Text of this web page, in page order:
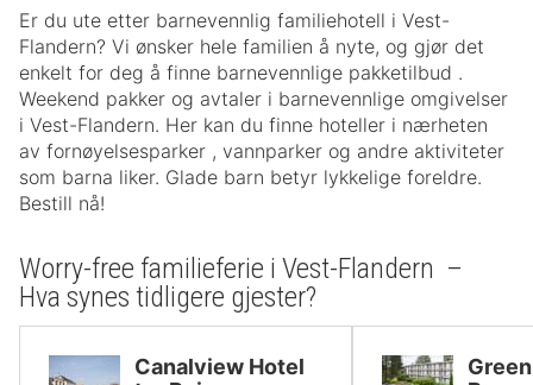
Er du ute etter barnevennlig familiehotell i Vest-
Flandern? Vi ønsker hele familien å nyte, og gjør det
enkelt for deg å finne barnevennlige pakketilbud .
Weekend pakker og avtaler i barnevennlige omgivelser
i Vest-Flandern. Her kan du finne hoteller i nærheten
av fornøyelsesparker , vannparker og andre aktiviteter
som barna liker. Glade barn betyr lykkelige foreldre.
Bestill nå!
Worry-free familieferie i Vest-Flandern –
Hva synes tidligere gjester?
Canalview Hotel